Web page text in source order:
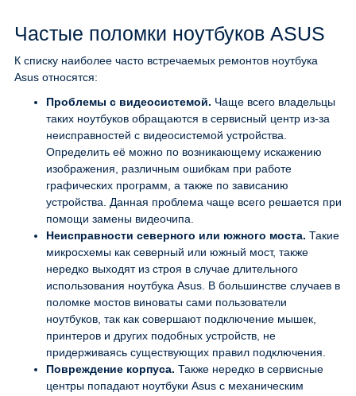
Частые поломки ноутбуков ASUS
К списку наиболее часто встречаемых ремонтов ноутбука
Asus относятся:
Проблемы с видеосистемой. Чаще всего владельцы
таких ноутбуков обращаются в сервисный центр из-за
неисправностей с видеосистемой устройства.
Определить её можно по возникающему искажению
изображения, различным ошибкам при работе
графических программ, а также по зависанию
устройства. Данная проблема чаще всего решается при
помощи замены видеочипа.
Неисправности северного или южного моста. Такие
микросхемы как северный или южный мост, также
нередко выходят из строя в случае длительного
использования ноутбука Asus. В большинстве случаев в
поломке мостов виноваты сами пользователи
ноутбуков, так как совершают подключение мышек,
принтеров и других подобных устройств, не
придерживаясь существующих правил подключения.
Повреждение корпуса. Также нередко в сервисные
центры попадают ноутбуки Asus с механическим